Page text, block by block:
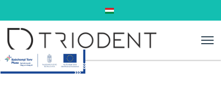
Válasszon nyelvet